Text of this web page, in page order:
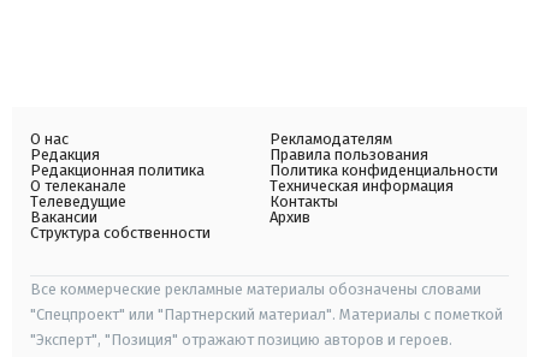
О нас
Редакция
Редакционная политика
О телеканале
Телеведущие
Вакансии
Структура собственности
Рекламодателям
Правила пользования
Политика конфиденциальности
Техническая информация
Контакты
Архив
Все коммерческие рекламные материалы обозначены словами
"Спецпроект" или "Партнерский материал". Материалы с пометкой
"Эксперт", "Позиция" отражают позицию авторов и героев.